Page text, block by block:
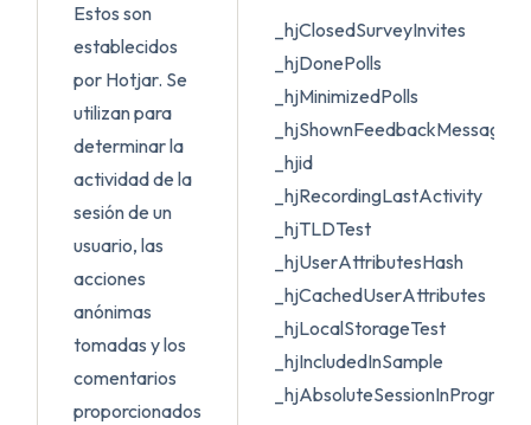
Estos son
establecidos
por Hotjar. Se
utilizan para
determinar la
actividad de la
sesión de un
usuario, las
acciones
anónimas
tomadas y los
comentarios
proporcionados
_hjClosedSurveyInvites
_hjDonePolls
_hjMinimizedPolls
_hjShownFeedbackMessage
_hjid
_hjRecordingLastActivity
_hjTLDTest
_hjUserAttributesHash
_hjCachedUserAttributes
_hjLocalStorageTest
_hjIncludedInSample
_hjAbsoluteSessionInProgress